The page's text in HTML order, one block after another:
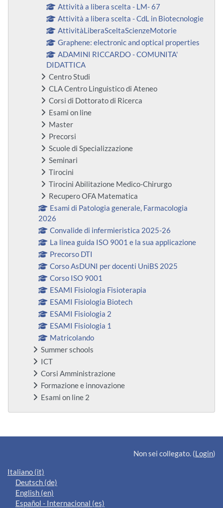
Attività a libera scelta - LM- 67
Attività a libera scelta - CdL in Biotecnologie
AttivitàLiberaSceltaScienzeMotorie
Graphene: electronic and optical properties
ADAMINI RICCARDO - COMUNITA'
DIDATTICA
Centro Studi
CLA Centro Linguistico di Ateneo
Corsi di Dottorato di Ricerca
Esami on line
Master
Precorsi
Scuole di Specializzazione
Seminari
Tirocini
Tirocini Abilitazione Medico-Chirurgo
Recupero OFA Matematica
Esami di Patologia generale, Farmacologia
2026
Convalide di infermieristica 2025-26
La linea guida ISO 9001 e la sua applicazione
Precorso DTI
Corso AsDUNI per docenti UniBS 2025
Corso ISO 9001
ESAMI Fisiologia Fisioterapia
ESAMI Fisiologia Biotech
ESAMI Fisiologia 2
ESAMI Fisiologia 1
Matricolando
Summer schools
ICT
Corsi Amministrazione
Formazione e innovazione
Esami on line 2
Blocchi supplementari
Non sei collegato. (Login)
Italiano ‎(it)‎
Deutsch ‎(de)‎
English ‎(en)‎
Español - Internacional ‎(es)‎